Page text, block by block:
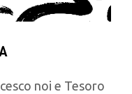
noi e Tesoro